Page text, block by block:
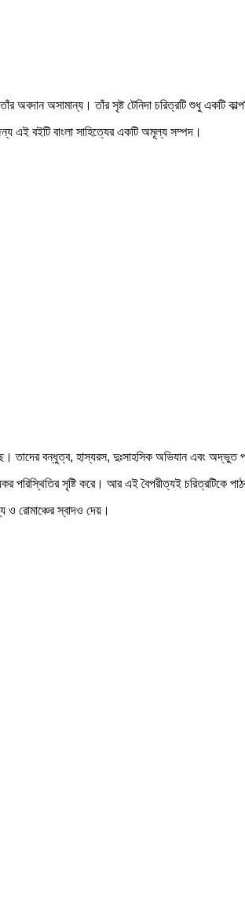
অবদান অসামান্য। তাঁর সৃষ্ট টেনিদা চরিত্রটি শুধু একটি
এই বইটি বাংলা সাহিত্যের একটি অমূল্য সম্পদ।
তাদের বন্ধুত্ব, হাস্যরস, দুঃসাহসিক অভিযান এবং
পরিস্থিতির সৃষ্টি করে। আর এই বৈপরীত্যই চরিত্রটিকে
ও রোমাঞ্চের স্বাদও দেয়।